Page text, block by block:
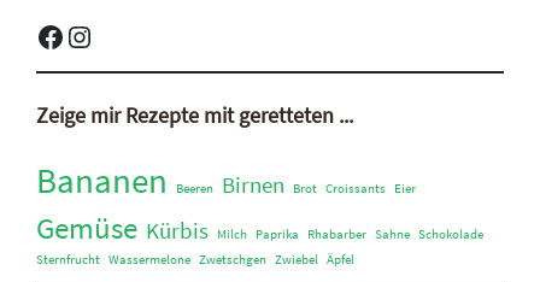
Facebook
Instagram
Zeige mir Rezepte mit geretteten ...
Bananen Beeren Birnen Brot Croissants Eier
Gemüse Kürbis Milch Paprika Rhabarber Sahne Schokolade
Sternfrucht Wassermelone Zwetschgen Zwiebel Äpfel